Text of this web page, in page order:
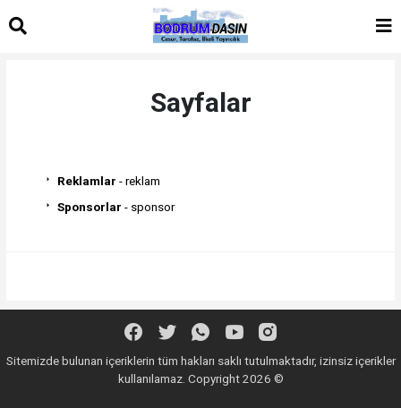
Sayfalar
Reklamlar - reklam
Sponsorlar - sponsor
Sitemizde bulunan içeriklerin tüm hakları saklı tutulmaktadır, izinsiz içerikler
kullanılamaz. Copyright 2026 ©